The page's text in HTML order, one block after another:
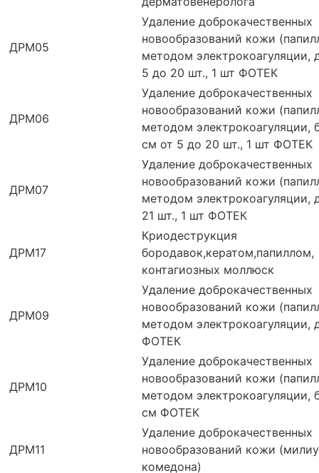
ДРМ05
Удаление доброкачественных
новообразований кожи
методом электрокоагуляции,
5 до 20 шт., 1 шт ФОТЕК
ДРМ06
Удаление доброкачественных
новообразований кожи
методом электрокоагуляции,
см от 5 до 20 шт., 1 шт ФОТЕК
ДРМ07
Удаление доброкачественных
новообразований кожи
методом электрокоагуляции,
21 шт., 1 шт ФОТЕК
ДРМ17
Криодеструкция
бородавок,кератом,папиллом,
контагиозных моллюск
ДРМ09
Удаление доброкачественных
новообразований кожи
методом электрокоагуляции,
ФОТЕК
ДРМ10
Удаление доброкачественных
новообразований кожи
методом электрокоагуляции,
см ФОТЕК
ДРМ11
Удаление доброкачественных
новообразований кожи
комедона)